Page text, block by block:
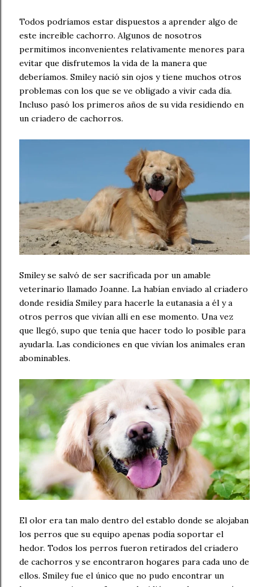
Todos podríamos estar dispuestos a aprender algo de
este increíble cachorro. Algunos de nosotros
permitimos inconvenientes relativamente menores para
evitar que disfrutemos la vida de la manera que
deberíamos. Smiley nació sin ojos y tiene muchos otros
problemas con los que se ve obligado a vivir cada día.
Incluso pasó los primeros años de su vida residiendo en
un criadero de cachorros.
Smiley se salvó de ser sacrificada por un amable
veterinario llamado Joanne. La habían enviado al criadero
donde residía Smiley para hacerle la eutanasia a él y a
otros perros que vivían allí en ese momento. Una vez
que llegó, supo que tenía que hacer todo lo posible para
ayudarla. Las condiciones en que vivían los animales eran
abominables.
El olor era tan malo dentro del establo donde se alojaban
los perros que su equipo apenas podía soportar el
hedor. Todos los perros fueron retirados del criadero
de cachorros y se encontraron hogares para cada uno de
ellos. Smiley fue el único que no pudo encontrar un